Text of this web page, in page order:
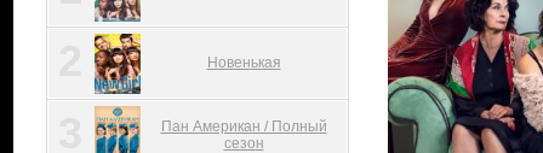
Новенькая
Пан Американ / Полный
сезон